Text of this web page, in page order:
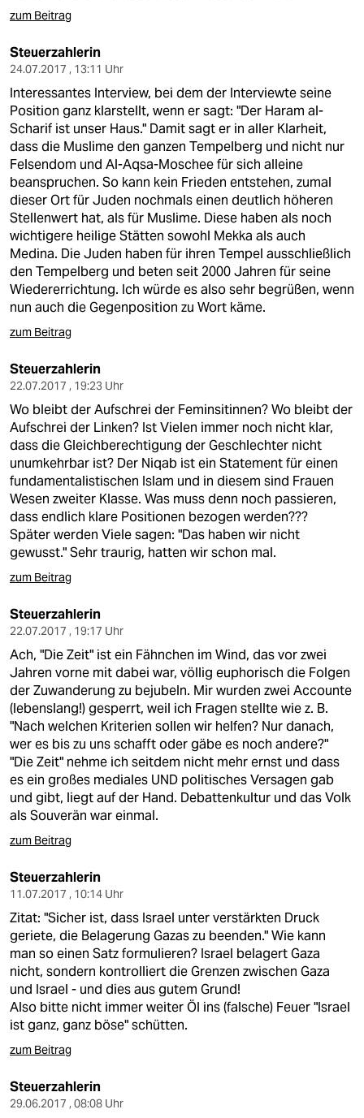
zum Beitrag
Steuerzahlerin
24.07.2017 , 13:11 Uhr
Interessantes Interview, bei dem der Interviewte seine
Position ganz klarstellt, wenn er sagt: "Der Haram al-
Scharif ist unser Haus." Damit sagt er in aller Klarheit,
dass die Muslime den ganzen Tempelberg und nicht nur
Felsendom und Al-Aqsa-Moschee für sich alleine
beanspruchen. So kann kein Frieden entstehen, zumal
dieser Ort für Juden nochmals einen deutlich höheren
Stellenwert hat, als für Muslime. Diese haben als noch
wichtigere heilige Stätten sowohl Mekka als auch
Medina. Die Juden haben für ihren Tempel ausschließlich
den Tempelberg und beten seit 2000 Jahren für seine
Wiedererrichtung. Ich würde es also sehr begrüßen, wenn
nun auch die Gegenposition zu Wort käme.
zum Beitrag
Steuerzahlerin
22.07.2017 , 19:23 Uhr
Wo bleibt der Aufschrei der Feminsitinnen? Wo bleibt der
Aufschrei der Linken? Ist Vielen immer noch nicht klar,
dass die Gleichberechtigung der Geschlechter nicht
unumkehrbar ist? Der Niqab ist ein Statement für einen
fundamentalistischen Islam und in diesem sind Frauen
Wesen zweiter Klasse. Was muss denn noch passieren,
dass endlich klare Positionen bezogen werden???
Später werden Viele sagen: "Das haben wir nicht
gewusst." Sehr traurig, hatten wir schon mal.
zum Beitrag
Steuerzahlerin
22.07.2017 , 19:17 Uhr
Ach, "Die Zeit" ist ein Fähnchen im Wind, das vor zwei
Jahren vorne mit dabei war, völlig euphorisch die Folgen
der Zuwanderung zu bejubeln. Mir wurden zwei Accounte
(lebenslang!) gesperrt, weil ich Fragen stellte wie z. B.
"Nach welchen Kriterien sollen wir helfen? Nur danach,
wer es bis zu uns schafft oder gäbe es noch andere?"
"Die Zeit" nehme ich seitdem nicht mehr ernst und dass
es ein großes mediales UND politisches Versagen gab
und gibt, liegt auf der Hand. Debattenkultur und das Volk
als Souverän war einmal.
zum Beitrag
Steuerzahlerin
11.07.2017 , 10:14 Uhr
Zitat: "Sicher ist, dass Israel unter verstärkten Druck
geriete, die Belagerung Gazas zu beenden." Wie kann
man so einen Satz formulieren? Israel belagert Gaza
nicht, sondern kontrolliert die Grenzen zwischen Gaza
und Israel - und dies aus gutem Grund!
Also bitte nicht immer weiter Öl ins (falsche) Feuer "Israel
ist ganz, ganz böse" schütten.
zum Beitrag
Steuerzahlerin
29.06.2017 , 08:08 Uhr